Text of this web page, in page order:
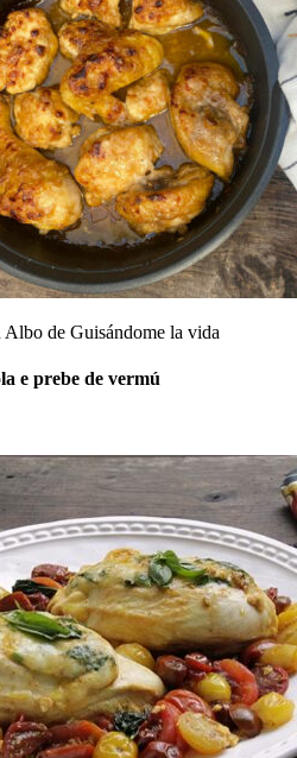
Albo de Guisándome la vida
e prebe de vermú